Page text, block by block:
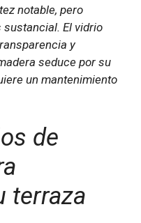
notable, pero
El vidrio
y
seduce por su
un mantenimiento
de
terraza